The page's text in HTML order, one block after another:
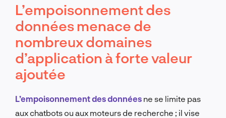
L’empoisonnement des
données menace de
nombreux domaines
d’application à forte valeur
ajoutée
L’empoisonnement des données ne se limite pas
aux chatbots ou aux moteurs de recherche ; il vise